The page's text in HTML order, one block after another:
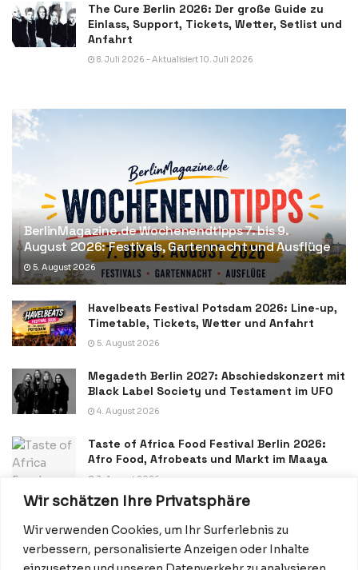
Wir schätzen Ihre Privatsphäre
Wir verwenden Cookies, um Ihr Surferlebnis zu
verbessern, personalisierte Anzeigen oder Inhalte
The Cure Berlin 2026: Der große Guide zu
Einlass, Support, Tickets, Wetter, Setlist und
Anfahrt
8. Juli 2026 - Aktualisiert 10. Juli 2026
BerlinMagazine.de Wochenendtipps 7. bis 9.
August 2026: Festivals, Gartennacht und Ausflüge
5. August 2026
Havelbeats Festival Potsdam 2026: Line-up,
Timetable, Tickets, Wetter und Anfahrt
5. August 2026
Megadeth Berlin 2027: Abschiedskonzert mit
Black Label Society und Testament im UFO
4. August 2026
Taste of Africa Food Festival Berlin 2026:
Afro Food, Afrobeats und Markt im Maaya
3. August 2026